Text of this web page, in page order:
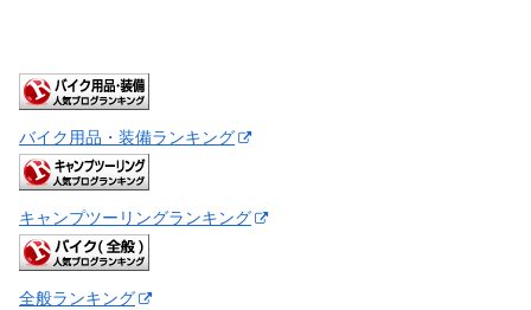
バイク用品・装備ランキング
キャンプツーリングランキング
全般ランキング